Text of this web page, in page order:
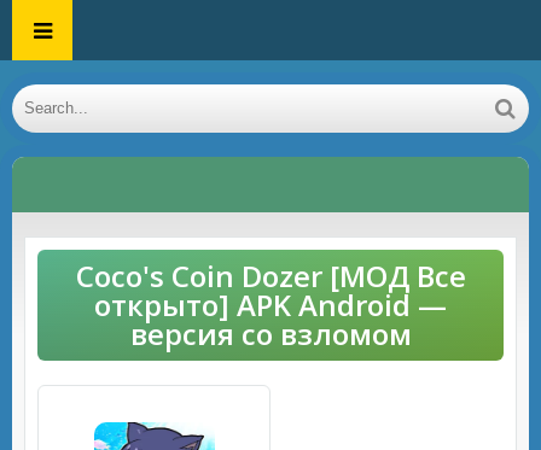
Coco's Coin Dozer [МОД Все
открыто] APK Android —
версия со взломом